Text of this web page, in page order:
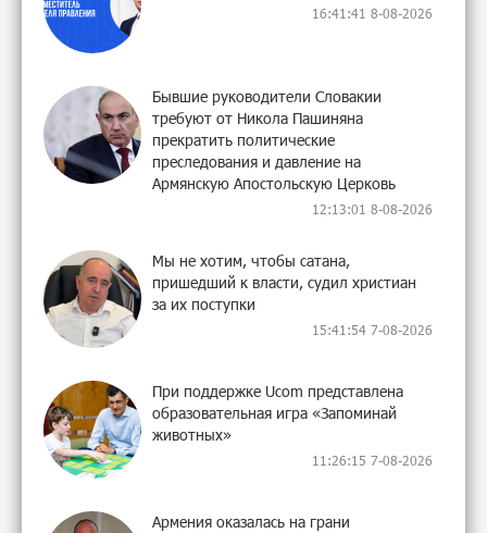
16:41:41 8-08-2026
Бывшие руководители Словакии
требуют от Никола Пашиняна
прекратить политические
преследования и давление на
Армянскую Апостольскую Церковь
12:13:01 8-08-2026
Мы не хотим, чтобы сатана,
пришедший к власти, судил христиан
за их поступки
15:41:54 7-08-2026
При поддержке Ucom представлена
образовательная игра «Запоминай
животных»
11:26:15 7-08-2026
Армения оказалась на грани